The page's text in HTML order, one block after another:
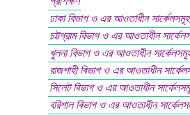
ঢাকা বিভাগ ও এর আওতাধীন সার্কেলসমূহ
চট্টগ্রাম বিভাগ ও এর আওতাধীন
খুলনা বিভাগ ও এর আওতাধীন
রাজশাহী বিভাগ ও এর আওতাধীন
সিলেট বিভাগ ও এর আওতাধীন
বরিশাল বিভাগ ও এর আওতাধীন